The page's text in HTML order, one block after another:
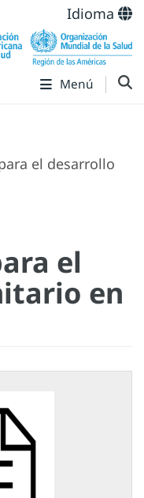
Idioma
Menú
el desarrollo
el
en